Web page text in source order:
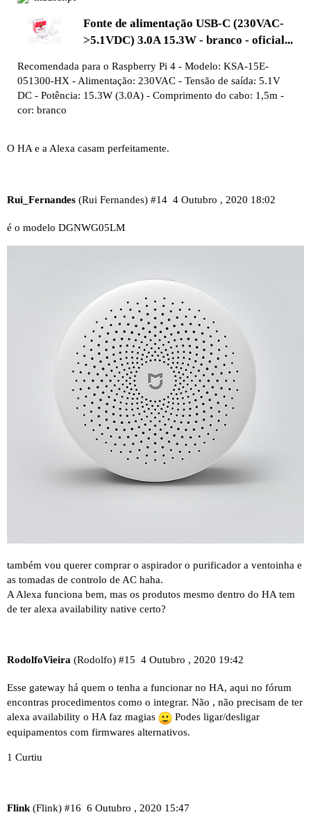
Fonte de alimentação USB-C (230VAC-
>5.1VDC) 3.0A 15.3W - branco - oficial...
Recomendada para o Raspberry Pi 4 - Modelo: KSA-15E-
051300-HX - Alimentação: 230VAC - Tensão de saída: 5.1V
DC - Potência: 15.3W (3.0A) - Comprimento do cabo: 1,5m -
cor: branco
O HA e a Alexa casam perfeitamente.
Rui_Fernandes (Rui Fernandes) 4 Outubro , 2020 18:02
#14
é o modelo DGNWG05LM
também vou querer comprar o aspirador o purificador a ventoinha e
as tomadas de controlo de AC haha.
A Alexa funciona bem, mas os produtos mesmo dentro do HA tem
de ter alexa availability native certo?
RodolfoVieira (Rodolfo) 4 Outubro , 2020 19:42
#15
Esse gateway há quem o tenha a funcionar no HA, aqui no fórum
encontras procedimentos como o integrar. Não , não precisam de ter
alexa availability o HA faz magias
Podes ligar/desligar
equipamentos com firmwares alternativos.
1 Curtiu
Flink (Flink) 6 Outubro , 2020 15:47
#16